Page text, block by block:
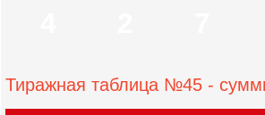
Тиражная таблица №45 -